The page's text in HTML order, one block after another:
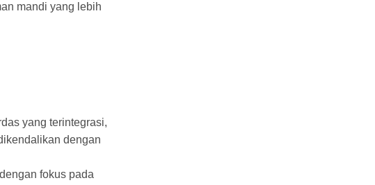
mandi yang lebih
yang terintegrasi,
dengan
fokus pada